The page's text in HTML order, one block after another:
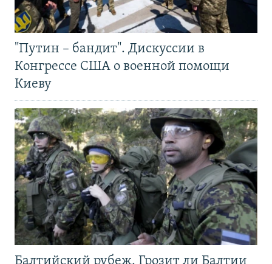
"Путин – бандит". Дискуссии в
Конгрессе США о военной помощи
Киеву
Балтийский рубеж. Грозит ли Балтии